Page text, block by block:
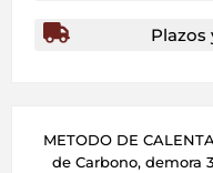
Plazos
METODO DE
de Carbono, demora